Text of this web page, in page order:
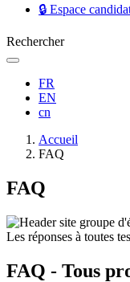
🔒 Espace
Rechercher
FR
EN
cn
d'Ariane
Accueil
FAQ
FAQ
Les réponses à toutes
FAQ - Tous